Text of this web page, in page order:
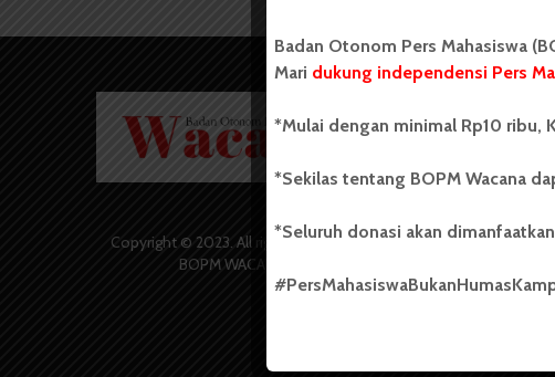
Copyright © 2023. All rights reserved
BOPM WACANA.
Wacana
secara mandiri
Universitas
salah satu Unit
dengan nama
USU yang berdiri
Badan Otonom Pers Mahasiswa
Mari dukung independensi Pers
*Mulai dengan minimal Rp10 ribu,
*Sekilas tentang BOPM Wacana
*Seluruh donasi akan